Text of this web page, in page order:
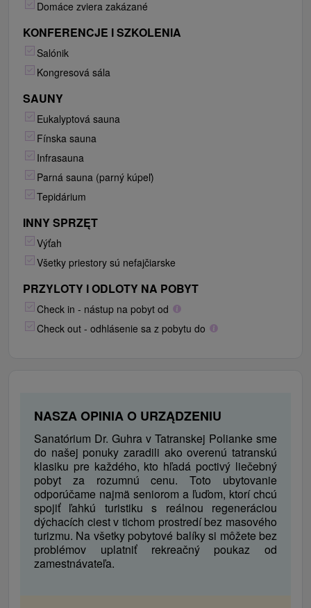
Domáce zviera zakázané
KONFERENCJE I SZKOLENIA
Salónik
Kongresová sála
SAUNY
Eukalyptová sauna
Fínska sauna
Infrasauna
Parná sauna (parný kúpeľ)
Tepidárium
INNY SPRZĘT
Výťah
Všetky priestory sú nefajčiarske
PRZYLOTY I ODLOTY NA POBYT
Check in - nástup na pobyt od
Check out - odhlásenie sa z pobytu do
NASZA OPINIA O URZĄDZENIU
Sanatórium Dr. Guhra v Tatranskej Polianke sme
do našej ponuky zaradili ako overenú tatranskú
klasiku pre každého, kto hľadá poctivý liečebný
pobyt za rozumnú cenu. Toto ubytovanie
odporúčame najmä seniorom a ľuďom, ktorí chcú
spojiť ľahkú turistiku s reálnou regeneráciou
dýchacích ciest v tichom prostredí bez masového
turizmu. Na všetky pobytové balíky si môžete bez
problémov uplatniť rekreačný poukaz od
zamestnávateľa.